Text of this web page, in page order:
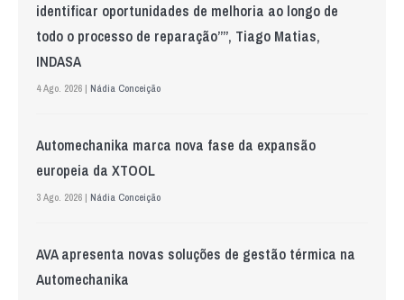
identificar oportunidades de melhoria ao longo de
todo o processo de reparação””, Tiago Matias,
INDASA
4 Ago. 2026 | Nádia Conceição
Automechanika marca nova fase da expansão
europeia da XTOOL
3 Ago. 2026 | Nádia Conceição
AVA apresenta novas soluções de gestão térmica na
Automechanika